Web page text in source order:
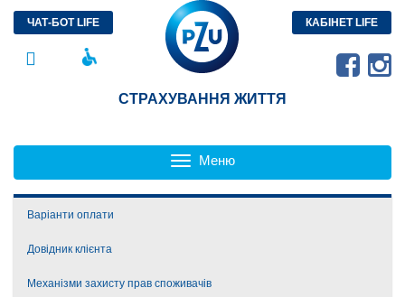
СТРАХУВАННЯ ЖИТТЯ
ЧАТ-БОТ LIFE КАБІНЕТ LIFE
Toggle
navigation
Меню
Варіанти оплати
Довідник клієнта
Механізми захисту прав споживачів